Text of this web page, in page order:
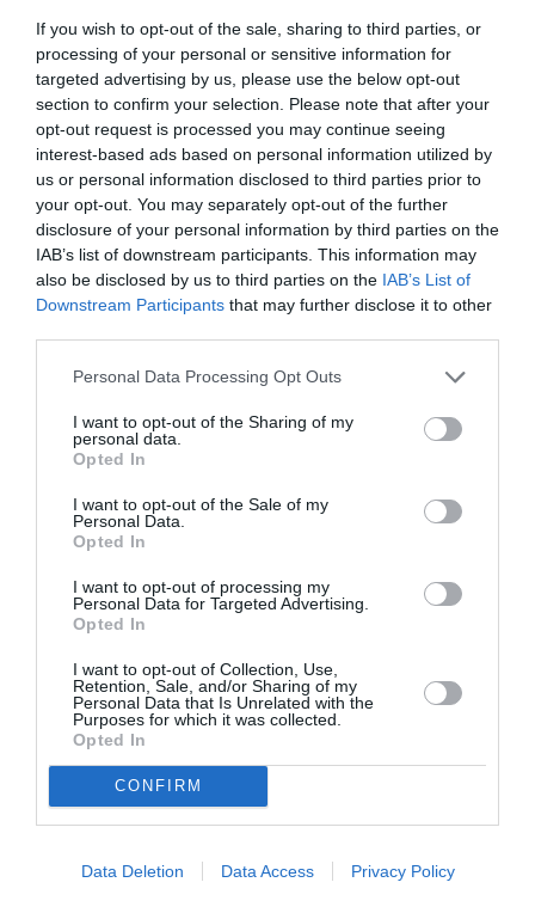
If you wish to opt-out of the sale, sharing to third parties, or
processing of your personal or sensitive information for
targeted advertising by us, please use the below opt-out
section to confirm your selection. Please note that after your
opt-out request is processed you may continue seeing
interest-based ads based on personal information utilized by
us or personal information disclosed to third parties prior to
your opt-out. You may separately opt-out of the further
disclosure of your personal information by third parties on the
IAB’s list of downstream participants. This information may
also be disclosed by us to third parties on the IAB’s List of
Downstream Participants that may further disclose it to other
Personal Data Processing Opt Outs
I want to opt-out of the Sharing of my
personal data.
Opted In
I want to opt-out of the Sale of my
Personal Data.
Opted In
I want to opt-out of processing my
Personal Data for Targeted Advertising.
Opted In
I want to opt-out of Collection, Use,
Retention, Sale, and/or Sharing of my
Personal Data that Is Unrelated with the
Purposes for which it was collected.
Opted In
CONFIRM
Data Deletion Data Access Privacy Policy
Επίσης, έχει παρακολουθήσει πολλά σεμινάρια και
διαλέξεις, λαμβάνοντας μεταξύ άλλων επάρκεια
Εκπαιδευτή Ενηλίκων από το Καποδιστριακό
Πανεπιστήμιο Αθηνών.
Έχει εργαστεί κατά καιρούς σε διάφορους
πολιτιστικούς φορείς, χώρους και φεστιβάλ, ενώ έχει
συνεργαστεί και με καλλιτέχνες σε ανεξάρτητα
πρότζεκτ. Προσφάτως ανέλαβε και μέρος του
συντονισμού και της επιμέλειας της Μπιενάλε Δυτικών
έχει λάβει μέρος σε αρκετά συνέδρια στην Ελλάδα και
το εξωτερικό. Είναι μέλος του Εργαστηρίου Ιστορίας
της Τέχνης της Σχολής Εικαστικών Τεχνών του
Πανεπιστημίου Ιωαννίνων, καθώς και της Εταιρείας
Ελλήνων Ιστορικών Τέχνης.
Κεντρική φωτογραφία θέματος: Stéphane Clor
Ημερομηνία:
Από: 19/09/2019
Εγκαίνια έκθεσης: Πέμπτη 19 Σεπτεμβρίου 2019, 20.00
Ώρες λειτουργίας: Δευτ. - Κυρ. 12:00 – 20:00